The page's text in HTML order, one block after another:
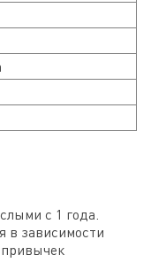
с 1 года.
в зависимости